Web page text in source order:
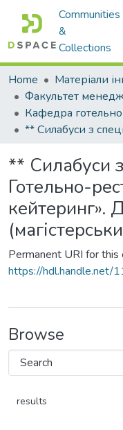
Communities
&
Collections
Home
Матеріали
** Силабуси з
Готельно-
кейтеринг».
Permanent URI for this
https://hdl.handle.net/
Browse
results